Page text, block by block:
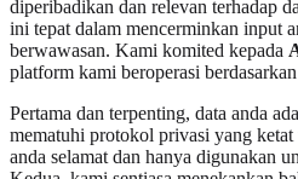
diperibadikan dan relevan terhadap
ini tepat dalam mencerminkan input
berwawasan. Kami komited kepada
platform kami beroperasi
Pertama dan terpenting, data anda
mematuhi protokol privasi yang
anda selamat dan hanya digunakan